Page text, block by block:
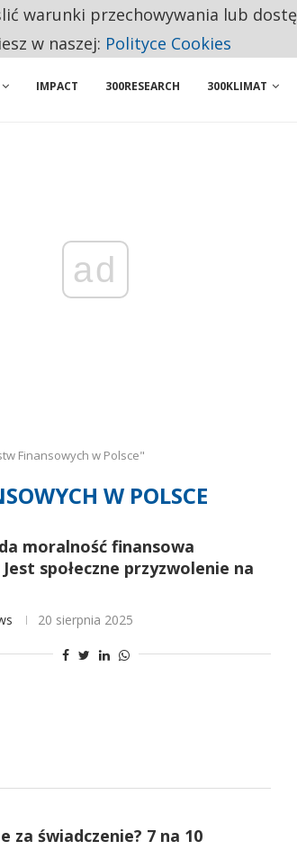
SĄ DWA PODMIOTY Z POLSKI
NA PODSTAWOWE ZAKUPY
IMPACT 300RESEARCH 300KLIMAT
ad
Finansowych w Polsce"
W POLSCE
moralność finansowa
społeczne przyzwolenie na
20 sierpnia 2025
za świadczenie? 7 na 10
warunki przechowywania lub
w naszej: Polityce Cookies